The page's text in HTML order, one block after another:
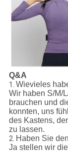
Q&A
1. Wievieles
Wir haben S/M/
brauchen und
konnten, uns
des Kastens,
zu lassen.
2. Haben Sie
Ja stellen wir